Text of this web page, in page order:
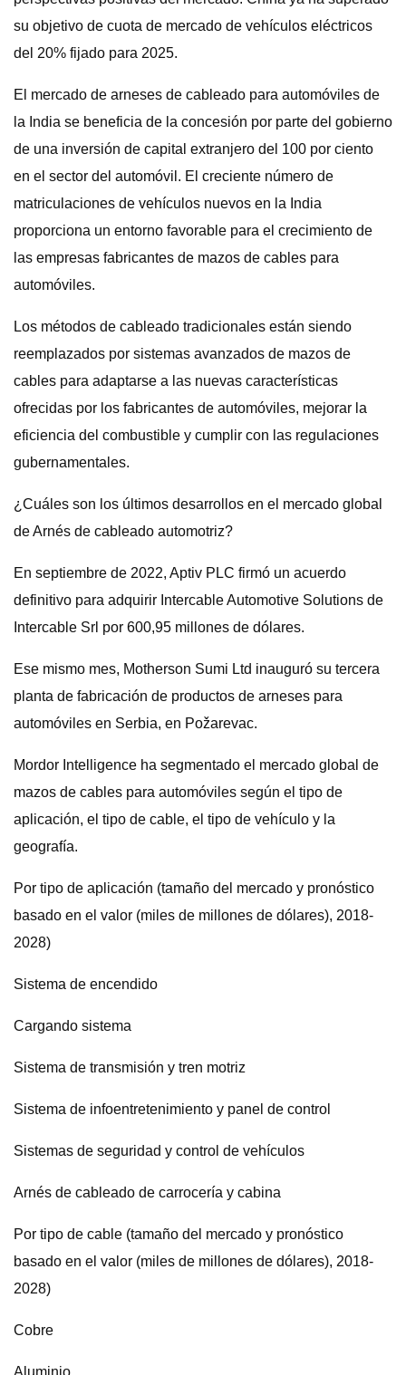
su objetivo de cuota de mercado de vehículos eléctricos
del 20% fijado para 2025.
El mercado de arneses de cableado para automóviles de
la India se beneficia de la concesión por parte del gobierno
de una inversión de capital extranjero del 100 por ciento
en el sector del automóvil. El creciente número de
matriculaciones de vehículos nuevos en la India
proporciona un entorno favorable para el crecimiento de
las empresas fabricantes de mazos de cables para
automóviles.
Los métodos de cableado tradicionales están siendo
reemplazados por sistemas avanzados de mazos de
cables para adaptarse a las nuevas características
ofrecidas por los fabricantes de automóviles, mejorar la
eficiencia del combustible y cumplir con las regulaciones
gubernamentales.
¿Cuáles son los últimos desarrollos en el mercado global
de Arnés de cableado automotriz?
En septiembre de 2022, Aptiv PLC firmó un acuerdo
definitivo para adquirir Intercable Automotive Solutions de
Intercable Srl por 600,95 millones de dólares.
Ese mismo mes, Motherson Sumi Ltd inauguró su tercera
planta de fabricación de productos de arneses para
automóviles en Serbia, en Požarevac.
Mordor Intelligence ha segmentado el mercado global de
mazos de cables para automóviles según el tipo de
aplicación, el tipo de cable, el tipo de vehículo y la
geografía.
Por tipo de aplicación (tamaño del mercado y pronóstico
basado en el valor (miles de millones de dólares), 2018-
2028)
Sistema de encendido
Cargando sistema
Sistema de transmisión y tren motriz
Sistema de infoentretenimiento y panel de control
Sistemas de seguridad y control de vehículos
Arnés de cableado de carrocería y cabina
Por tipo de cable (tamaño del mercado y pronóstico
basado en el valor (miles de millones de dólares), 2018-
2028)
Cobre
Aluminio